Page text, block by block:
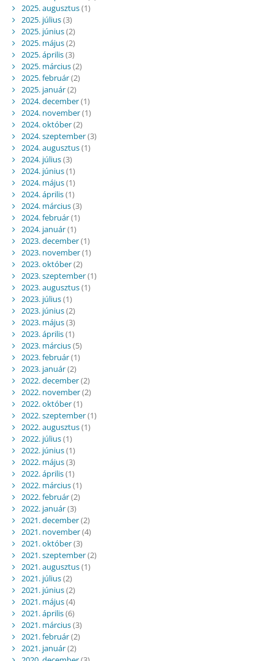
2025. augusztus(1)
2025. július(3)
2025. június(2)
2025. május(2)
2025. április(3)
2025. március(2)
2025. február(2)
2025. január(2)
2024. december(1)
2024. november(1)
2024. október(2)
2024. szeptember(3)
2024. augusztus(1)
2024. július(3)
2024. június(1)
2024. május(1)
2024. április(1)
2024. március(3)
2024. február(1)
2024. január(1)
2023. december(1)
2023. november(1)
2023. október(2)
2023. szeptember(1)
2023. augusztus(1)
2023. július(1)
2023. június(2)
2023. május(3)
2023. április(1)
2023. március(5)
2023. február(1)
2023. január(2)
2022. december(2)
2022. november(2)
2022. október(1)
2022. szeptember(1)
2022. augusztus(1)
2022. július(1)
2022. június(1)
2022. május(3)
2022. április(1)
2022. március(1)
2022. február(2)
2022. január(3)
2021. december(2)
2021. november(4)
2021. október(3)
2021. szeptember(2)
2021. augusztus(1)
2021. július(2)
2021. június(2)
2021. május(4)
2021. április(6)
2021. március(3)
2021. február(2)
2021. január(2)